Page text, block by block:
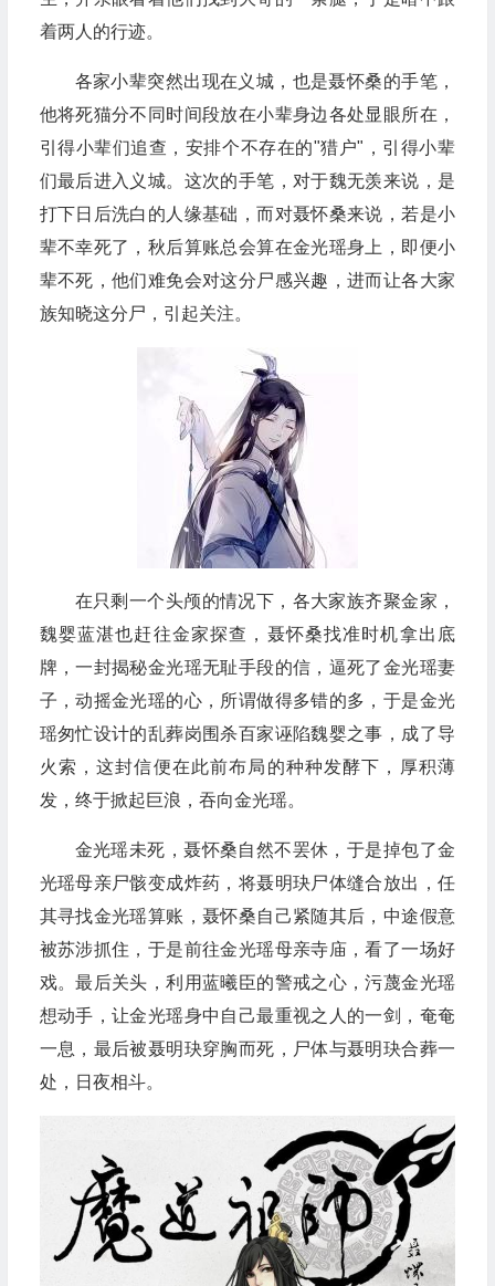
着两人的行迹。
各家小辈突然出现在义城，也是聂怀桑的手笔，
他将死猫分不同时间段放在小辈身边各处显眼所在，
引得小辈们追查，安排个不存在的"猎户"，引得小辈
们最后进入义城。这次的手笔，对于魏无羡来说，是
打下日后洗白的人缘基础，而对聂怀桑来说，若是小
辈不幸死了，秋后算账总会算在金光瑶身上，即便小
辈不死，他们难免会对这分尸感兴趣，进而让各大家
族知晓这分尸，引起关注。
在只剩一个头颅的情况下，各大家族齐聚金家，
魏婴蓝湛也赶往金家探查，聂怀桑找准时机拿出底
牌，一封揭秘金光瑶无耻手段的信，逼死了金光瑶妻
子，动摇金光瑶的心，所谓做得多错的多，于是金光
瑶匆忙设计的乱葬岗围杀百家诬陷魏婴之事，成了导
火索，这封信便在此前布局的种种发酵下，厚积薄
发，终于掀起巨浪，吞向金光瑶。
金光瑶未死，聂怀桑自然不罢休，于是掉包了金
光瑶母亲尸骸变成炸药，将聂明玦尸体缝合放出，任
其寻找金光瑶算账，聂怀桑自己紧随其后，中途假意
被苏涉抓住，于是前往金光瑶母亲寺庙，看了一场好
戏。最后关头，利用蓝曦臣的警戒之心，污蔑金光瑶
想动手，让金光瑶身中自己最重视之人的一剑，奄奄
一息，最后被聂明玦穿胸而死，尸体与聂明玦合葬一
处，日夜相斗。